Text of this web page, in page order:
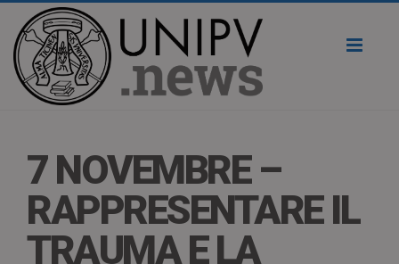
7 NOVEMBRE –
RAPPRESENTARE IL
TRAUMA E LA